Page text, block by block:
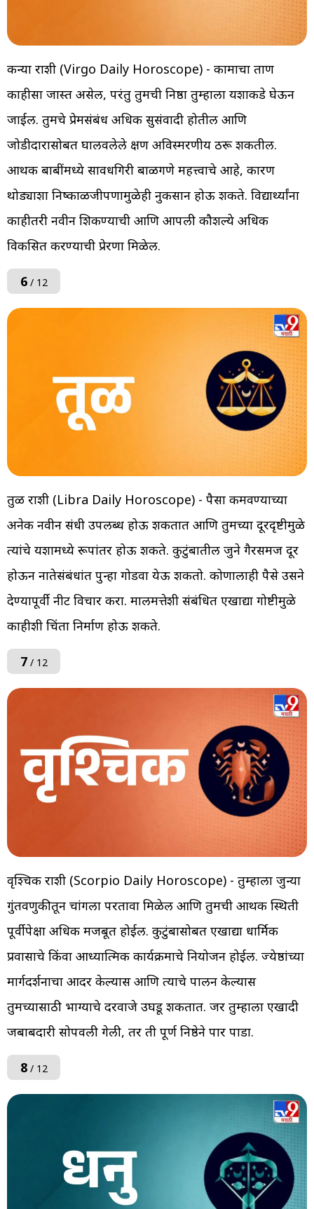
कन्या राशी (Virgo Daily Horoscope) - कामाचा ताण
काहीसा जास्त असेल, परंतु तुमची निष्ठा तुम्हाला यशाकडे घेऊन
जाईल. तुमचे प्रेमसंबंध अधिक सुसंवादी होतील आणि
जोडीदारासोबत घालवलेले क्षण अविस्मरणीय ठरू शकतील.
आर्थिक बाबींमध्ये सावधगिरी बाळगणे महत्त्वाचे आहे, कारण
थोड्याशा निष्काळजीपणामुळेही नुकसान होऊ शकते. विद्यार्थ्यांना
काहीतरी नवीन शिकण्याची आणि आपली कौशल्ये अधिक
विकसित करण्याची प्रेरणा मिळेल.
6/ 12
तुळ राशी (Libra Daily Horoscope) - पैसा कमवण्याच्या
अनेक नवीन संधी उपलब्ध होऊ शकतात आणि तुमच्या दूरदृष्टीमुळे
त्यांचे यशामध्ये रूपांतर होऊ शकते. कुटुंबातील जुने गैरसमज दूर
होऊन नातेसंबंधांत पुन्हा गोडवा येऊ शकतो. कोणालाही पैसे उसने
देण्यापूर्वी नीट विचार करा. मालमत्तेशी संबंधित एखाद्या गोष्टीमुळे
काहीशी चिंता निर्माण होऊ शकते.
7/ 12
वृश्चिक राशी (Scorpio Daily Horoscope) - तुम्हाला जुन्या
गुंतवणुकीतून चांगला परतावा मिळेल आणि तुमची आर्थिक स्थिती
पूर्वीपेक्षा अधिक मजबूत होईल. कुटुंबासोबत एखाद्या धार्मिक
प्रवासाचे किंवा आध्यात्मिक कार्यक्रमाचे नियोजन होईल. ज्येष्ठांच्या
मार्गदर्शनाचा आदर केल्यास आणि त्याचे पालन केल्यास
तुमच्यासाठी भाग्याचे दरवाजे उघडू शकतात. जर तुम्हाला एखादी
जबाबदारी सोपवली गेली, तर ती पूर्ण निष्ठेने पार पाडा.
8/ 12